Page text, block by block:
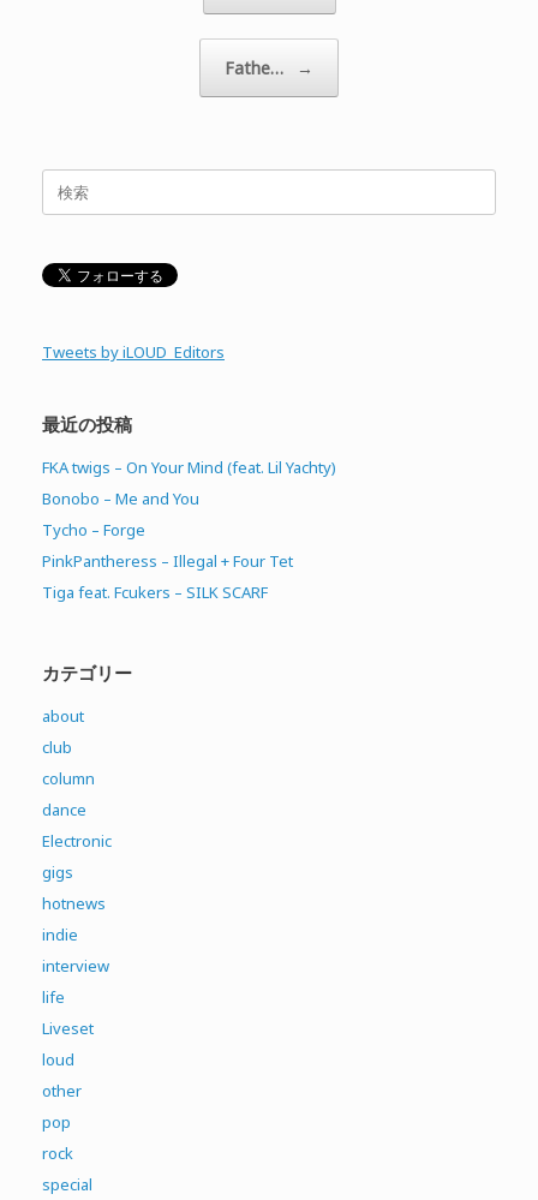
Fathe… →
検
Tweets by iLOUD_Editors
最近の投稿
FKA twigs – On Your Mind (feat. Lil Yachty)
Bonobo – Me and You
Tycho – Forge
PinkPantheress – Illegal + Four Tet
Tiga feat. Fcukers – SILK SCARF
カテゴリー
about
club
column
dance
Electronic
gigs
hotnews
indie
interview
life
Liveset
loud
other
pop
rock
special